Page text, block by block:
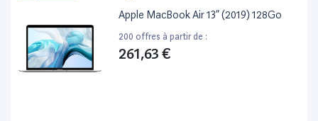
Apple MacBook Air 13” (2019) 128Go
200 offres à partir de :
261,63 €